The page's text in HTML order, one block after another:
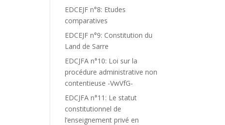
EDCEJF n°8: Etudes
comparatives
EDCEJF n°9: Constitution du
Land de Sarre
EDCJFA n°10: Loi sur la
procédure administrative non
contentieuse -VwVfG-
EDCJFA n°11: Le statut
constitutionnel de
l’enseignement privé en